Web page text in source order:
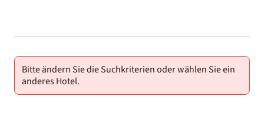
01-02
Bitte ändern Sie die Suchkriterien oder wählen Sie ein
anderes Hotel.